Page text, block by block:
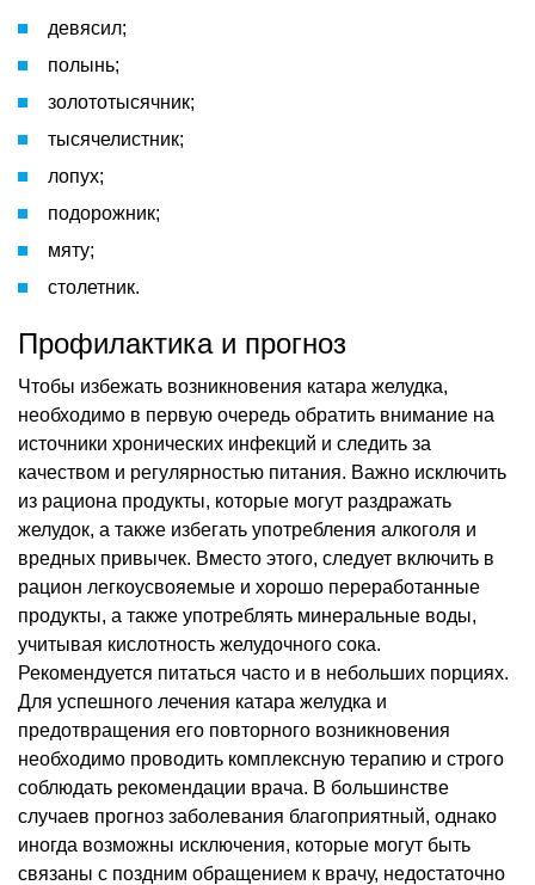
девясил;
полынь;
золототысячник;
тысячелистник;
лопух;
подорожник;
мяту;
столетник.
Профилактика и прогноз
Чтобы избежать возникновения катара желудка,
необходимо в первую очередь обратить внимание на
источники хронических инфекций и следить за
качеством и регулярностью питания. Важно исключить
из рациона продукты, которые могут раздражать
желудок, а также избегать употребления алкоголя и
вредных привычек. Вместо этого, следует включить в
рацион легкоусвояемые и хорошо переработанные
продукты, а также употреблять минеральные воды,
учитывая кислотность желудочного сока.
Рекомендуется питаться часто и в небольших порциях.
Для успешного лечения катара желудка и
предотвращения его повторного возникновения
необходимо проводить комплексную терапию и строго
соблюдать рекомендации врача. В большинстве
случаев прогноз заболевания благоприятный, однако
иногда возможны исключения, которые могут быть
связаны с поздним обращением к врачу, недостаточно